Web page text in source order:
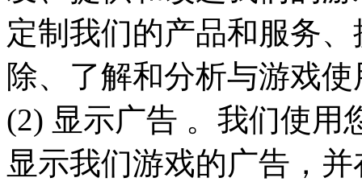
定制我们的产品和服务
除、了解和分析与游戏
(2) 显示广告 。我们使用
显示我们游戏的广告，